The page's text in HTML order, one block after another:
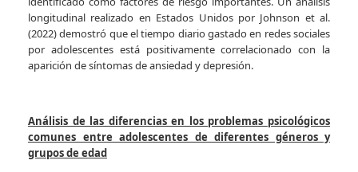
longitudinal realizado en Estados Unidos por Johnson et al.
(2022) demostró que el tiempo diario gastado en redes sociales
por adolescentes está positivamente correlacionado con la
aparición de síntomas de ansiedad y depresión.
Análisis de las diferencias en los problemas psicológicos
comunes entre adolescentes de diferentes géneros y
grupos de edad